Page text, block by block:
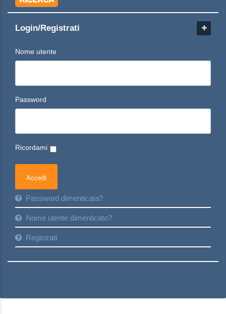
Login/Registrati
Nome utente
Password
Ricordami
Password dimenticata?
Nome utente dimenticato?
Registrati